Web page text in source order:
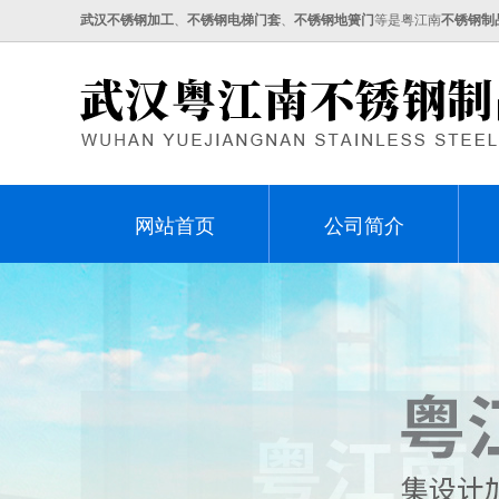
武汉不锈钢加工、 不锈钢电梯门套、 不锈钢地簧门等是粤江南不锈钢制
网站首页 公司简介